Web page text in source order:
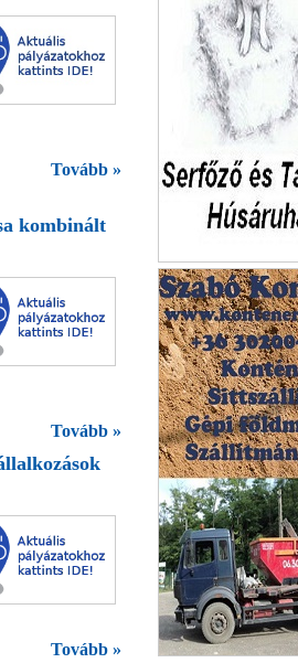
Tovább »
kombinált
Tovább »
Tovább »
Slank & Fitt Szalon